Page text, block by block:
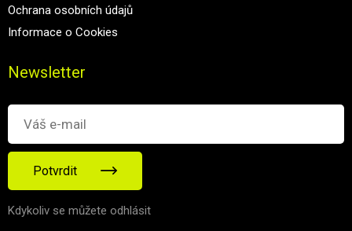
Ochrana osobních údajů
Informace o Cookies
Newsletter
Potvrdit
Kdykoliv se můžete odhlásit